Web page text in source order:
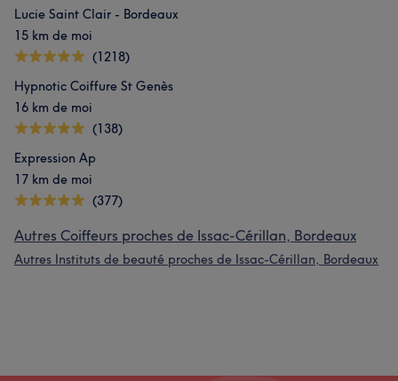
Lucie Saint Clair - Bordeaux
15 km de moi
(1218)
Hypnotic Coiffure St Genès
16 km de moi
(138)
Expression Ap
17 km de moi
(377)
Autres Coiffeurs proches de Issac-Cérillan, Bordeaux
Autres Instituts de beauté proches de Issac-Cérillan, Bordeaux